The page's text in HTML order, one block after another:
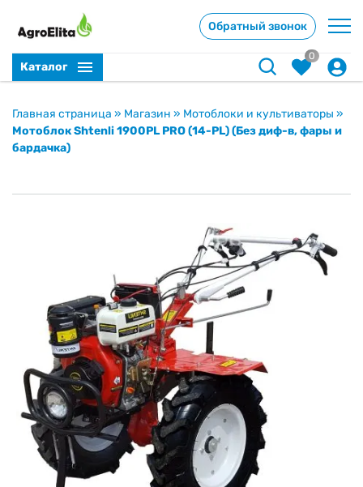
Обратный звонок
Каталог
0
Главная страница » Магазин » Мотоблоки и культиваторы »
Мотоблок Shtenli 1900PL PRO (14-PL) (Без диф-в, фары и
бардачка)